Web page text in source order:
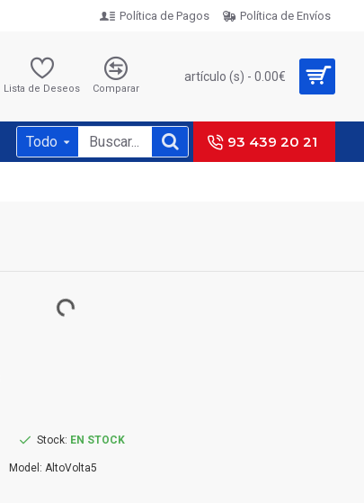
Política de Pagos Política de Envíos
Lista de Deseos Comparar
artículo (s) - 0.00€
Todo 93 439 20 21
Stock: EN STOCK
Model: AltoVolta5